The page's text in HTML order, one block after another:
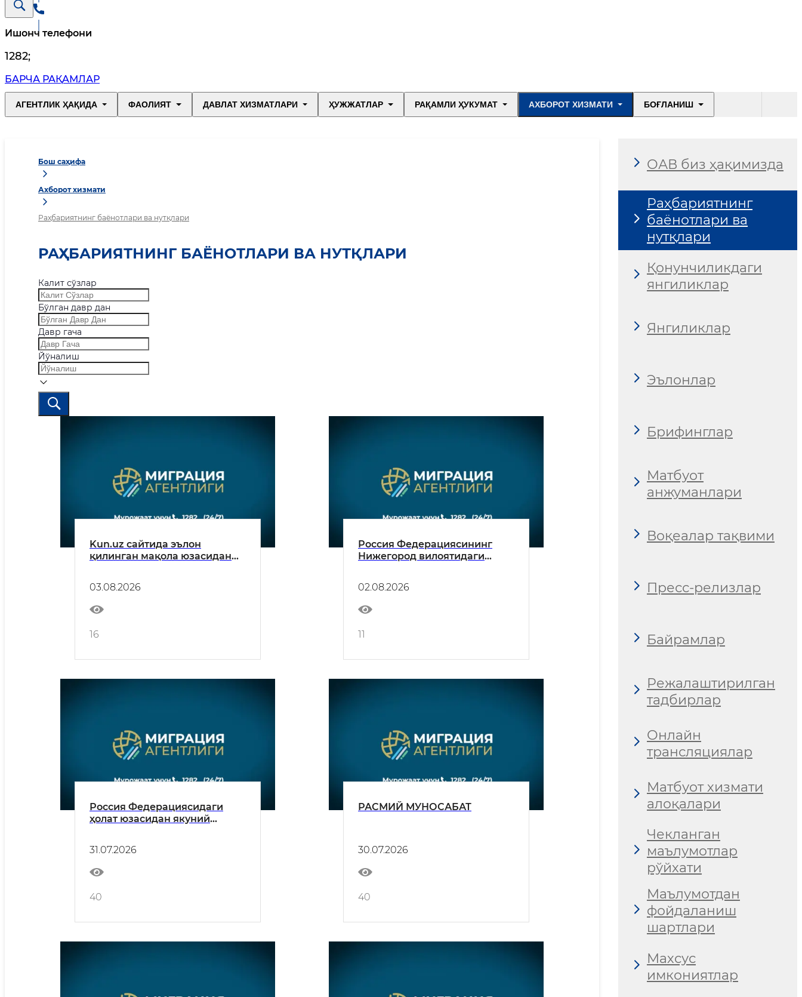
Ишонч телефони
1282;
БАРЧА РАҚАМЛАР
АГЕНТЛИК ҲАҚИДА ФАОЛИЯТ ДАВЛАТ ХИЗМАТЛАРИ ҲУЖЖАТЛАР РАҚАМЛИ ҲУКУМАТ АХБОРОТ ХИЗМАТИ БОҒЛАНИШ
Бош саҳифа
Ахборот хизмати
Раҳбариятнинг баёнотлари ва нутқлари
РАҲБАРИЯТНИНГ БАЁНОТЛАРИ ВА НУТҚЛАРИ
Калит сўзлар
Бўлган давр дан
Давр гача
Йўналиш
Kun.uz сайтида эълон
қилинган мақола юзасидан
03.08.2026
16
Россия Федерациясининг
Нижегород вилоятидаги
02.08.2026
11
Россия Федерациясидаги
ҳолат юзасидан якуний
31.07.2026
40
РАСМИЙ МУНОСАБАТ
30.07.2026
40
ОАВ биз ҳақимизда
Раҳбариятнинг
баёнотлари ва
нутқлари
Қонунчиликдаги
янгиликлар
Янгиликлар
Эълонлар
Брифинглар
Матбуот
анжуманлари
Воқеалар тақвими
Пресс-релизлар
Байрамлар
Режалаштирилган
тадбирлар
Онлайн
трансляциялар
Матбуот хизмати
алоқалари
Чекланган
маълумотлар
рўйхати
Маълумотдан
фойдаланиш
шартлари
Махсус
имкониятлар